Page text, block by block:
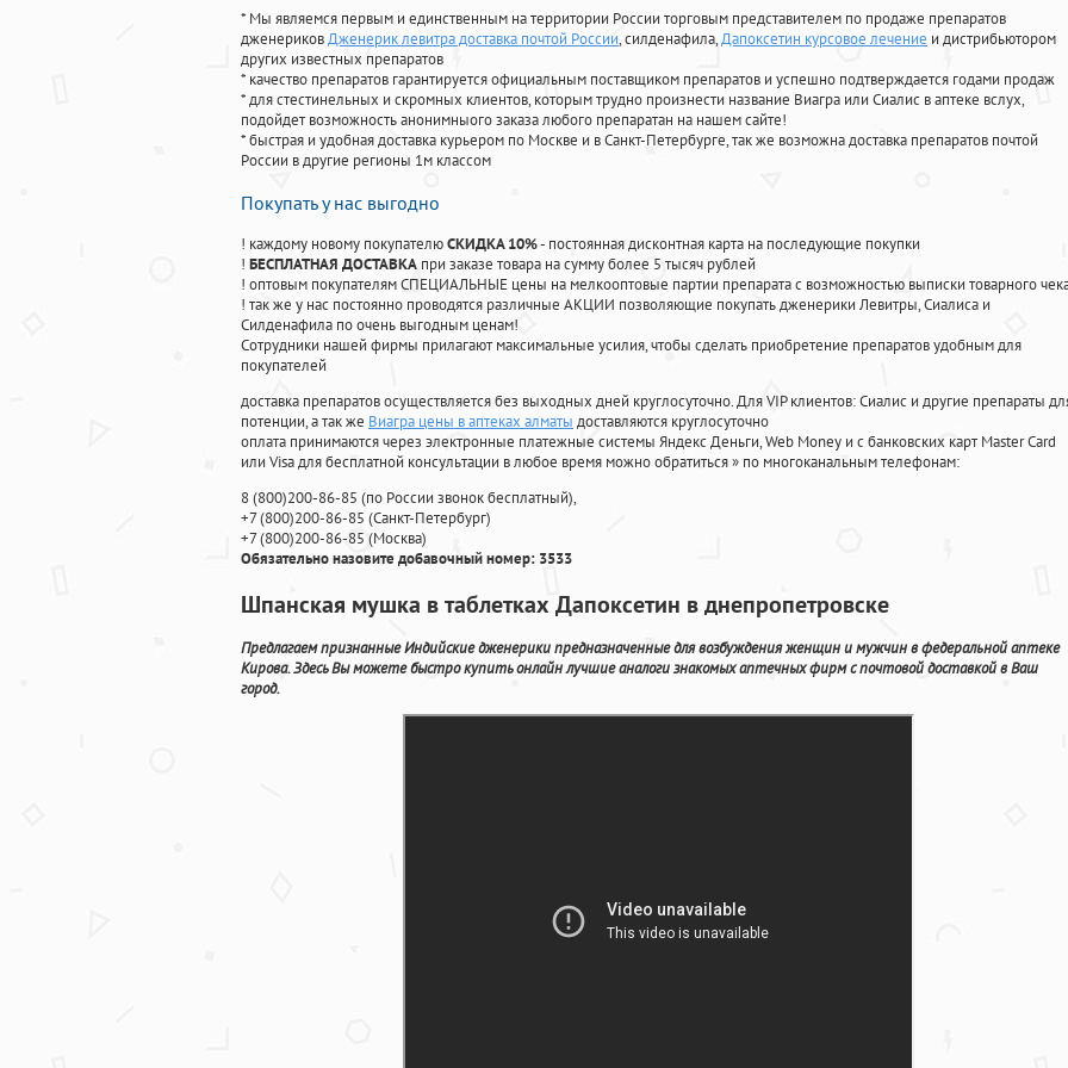
* Мы являемся первым и единственным на территории России торговым представителем по продаже препаратов
дженериковДженерик левитра доставка почтой России, силденафила,Дапоксетин курсовое лечение и дистрибьютором
других известных препаратов
* качество препаратов гарантируется официальным поставщиком препаратов и успешно подтверждается годами продаж
* для стестинельных и скромных клиентов, которым трудно произнести название Виагра или Сиалис в аптеке вслух,
подойдет возможность анонимныого заказа любого препаратан на нашем сайте!
* быстрая и удобная доставка курьером по Москве и в Санкт-Петербурге, так же возможна доставка препаратов почтой
России в другие регионы 1м классом
Покупать у нас выгодно
! каждому новому покупателюСКИДКА 10%- постоянная дисконтная карта на последующие покупки
! БЕСПЛАТНАЯ ДОСТАВКА при заказе товара на сумму более 5 тысяч рублей
! оптовым покупателям СПЕЦИАЛЬНЫЕ цены на мелкооптовые партии препарата с возможностью выписки товарного
! так же у нас постоянно проводятся различные АКЦИИ позволяющие покупать дженерики Левитры, Сиалиса и
Силденафила по очень выгодным ценам!
Cотрудники нашей фирмы прилагают максимальные усилия, чтобы сделать приобретение препаратов удобным для
покупателей
доставка препаратов осуществляется без выходных дней круглосуточно. Для VIP клиентов: Сиалис и другие препараты
потенции, а так же Виагра цены в аптеках алматы доставляются круглосуточно
оплата принимаются через электронные платежные системы Яндекс Деньги, Web Money и с банковских карт Master Card
или Visa для бесплатной консультации в любое время можно обратиться» по многоканальным телефонам:
8(800)200-86-85 (по России звонок бесплатный),
+7(800)200-86-85 (Санкт-Петербург)
+7(800)200-86-85 (Москва)
Обязательно назовите добавочный номер: 3533
Шпанская мушка в таблетках Дапоксетин в днепропетровске
Предлагаем признанные Индийские дженерики предназначенные для возбуждения женщин и мужчин в федеральной аптеке
Кирова. Здесь Вы можете быстро купить онлайн лучшие аналоги знакомых аптечных фирм с почтовой доставкой в Ваш
город.